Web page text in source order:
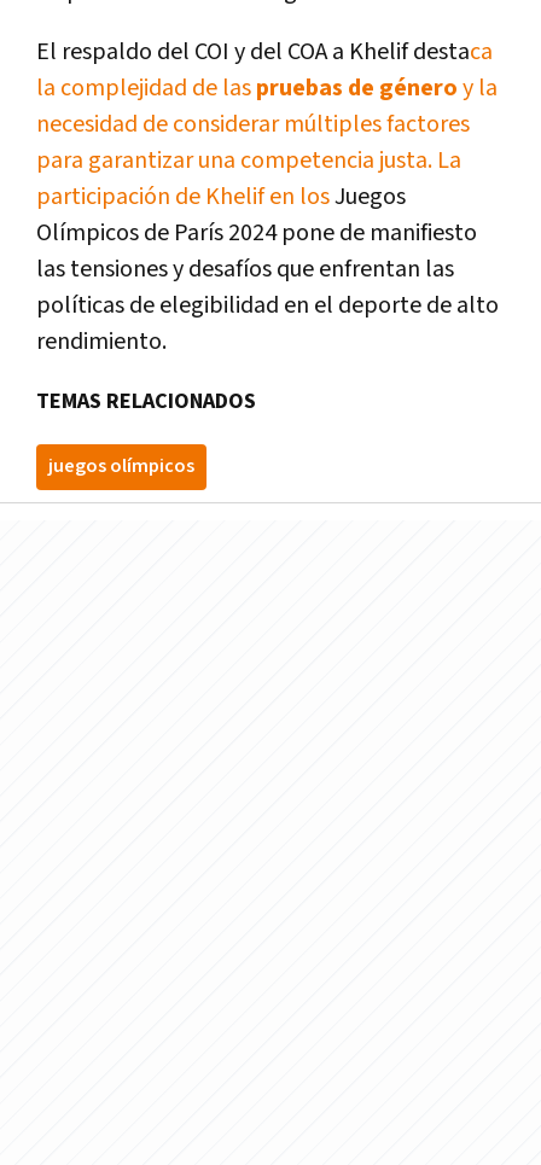
El respaldo del COI y del COA a Khelif destaca
la complejidad de laspruebas de géneroy la
necesidad de considerar múltiples factores
para garantizar una competencia justa. La
participación de Khelif en losJuegos
Olímpicos de París 2024 pone de manifiesto
las tensiones y desafíos que enfrentan las
políticas de elegibilidad en el deporte de alto
rendimiento.
TEMAS RELACIONADOS
juegos olímpicos